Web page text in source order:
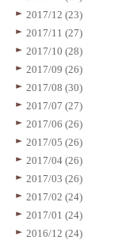
2017/12 (23)
2017/11 (27)
2017/10 (28)
2017/09 (26)
2017/08 (30)
2017/07 (27)
2017/06 (26)
2017/05 (26)
2017/04 (26)
2017/03 (26)
2017/02 (24)
2017/01 (24)
2016/12 (24)